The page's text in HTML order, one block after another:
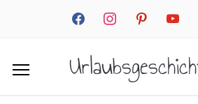
facebookinstagrampinterestyoutube